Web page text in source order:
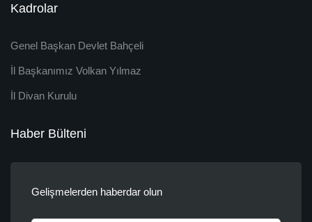
Kadrolar
Genel Başkan Devlet Bahçeli
İl Başkanımız Volkan Yılmaz
İl Divan Kurulu
Haber Bülteni
Gelişmelerden haberdar olun